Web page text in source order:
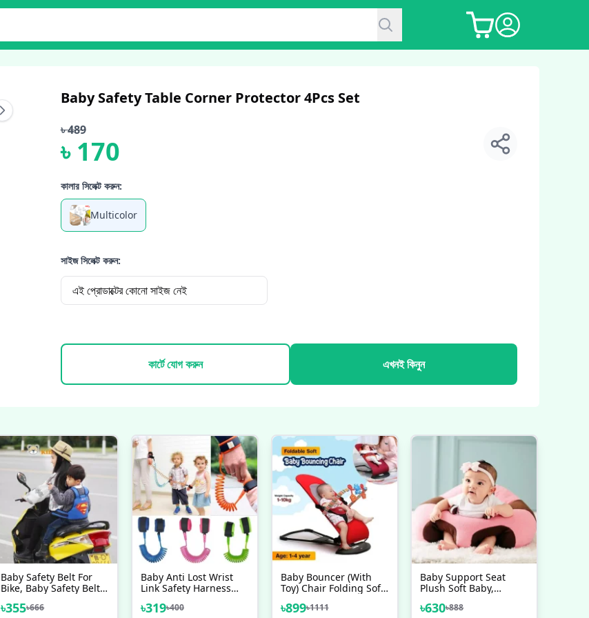
Baby Safety Table Corner Protector 4Pcs Set
৳489
৳ 170
কালার সিলেক্ট করুন:
Multicolor
সাইজ সিলেক্ট করুন:
এই প্রোডাক্টের কোনো সাইজ নেই
কার্টে যোগ করুন এখনই কিনুন
Baby Safety Belt For
Bike, Baby Safety Belt
Safety Belt, Kids Safety
৳355৳666
Baby Anti Lost Wrist
Link Safety Harness
৳319৳400
Baby Bouncer (With
Toy) Chair Folding Soft
Rocking Feel
৳899৳1111
Baby Support Seat
Plush Soft Baby,
Seat
৳630৳888